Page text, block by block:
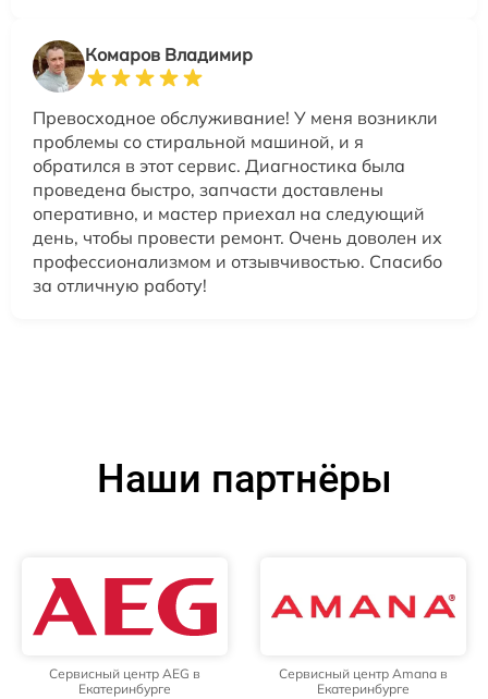
Комаров Владимир
Превосходное обслуживание! У меня возникли
проблемы со стиральной машиной, и я
обратился в этот сервис. Диагностика была
проведена быстро, запчасти доставлены
оперативно, и мастер приехал на следующий
день, чтобы провести ремонт. Очень доволен их
профессионализмом и отзывчивостью. Спасибо
за отличную работу!
Наши партнёры
Сервисный центр AEG в
Екатеринбурге
Сервисный центр Amana в
Екатеринбурге